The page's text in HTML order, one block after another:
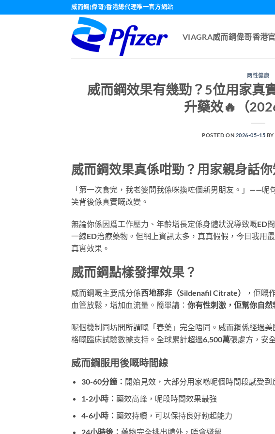
威而鋼(偉哥)香港總代理唯一官方網站
VIAGRA威而鋼偉哥香港
两性健康
威而鋼效果有幾勁？5位用家真
升藥效🔥（
POSTED ON 2026-05-15 BY
威而鋼效果真係咁勁？用家親身話你
「第一次食完，我老婆問我係咪換咗個新男朋友。」——
笑背後係真實嘅改變。
無論你係因爲工作壓力、年齡增長定係身體狀況導致嘅ED問
一線ED治療藥物。但網上資訊太多，真真假假，今日我用
真實效果。
威而鋼點樣發揮效果？
威而鋼嘅主要成分係西地那非（Sildenafil Citrate）
，佢嘅
血管放鬆，增加血流量。簡單講： 你有性刺激，佢幫你自然
呢個機制同坊間所謂嘅「春藥」完全唔同。威而鋼係經過
格嘅臨床試驗數據支持。全球累計超過6,500萬張處方，安
威而鋼服用後嘅時間線
30-60分鐘： 開始見效，大部分用家喺呢個時間段感受到
1-2小時： 藥效高峰，呢段時間效果最強
4-6小時： 藥效持續，可以保持良好勃起能力
24小時後： 藥物完全排出體外，唔會殘留